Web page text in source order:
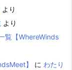
より
より
覧【WhereWinds
】
に わたり